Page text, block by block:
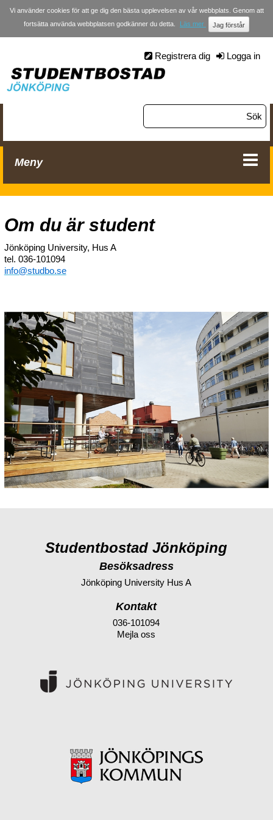
Vi använder cookies för att ge dig den bästa upplevelsen av vår webbplats. Genom att
fortsätta använda webbplatsen godkänner du detta.
Läs mer
Meny
Logga in
Registrera dig
Om du är student
Jönköping University, Hus A
tel. 036-101094
info@studbo.se
Studentbostad Jönköping
Besöksadress
Jönköping University Hus A
Kontakt
036-101094
Mejla oss